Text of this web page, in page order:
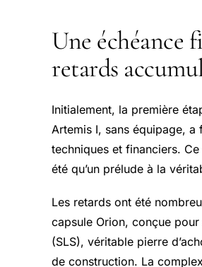
Une échéance
retards
Initialement, la première
Artemis I, sans équipage,
techniques et financiers.
été qu’un prélude à la
Les retards ont été
capsule Orion, conçue
(SLS), véritable pierre
de construction. La